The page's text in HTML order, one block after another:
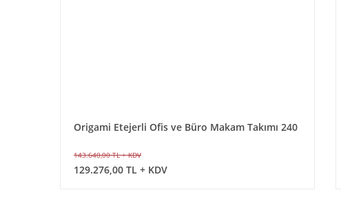
Origami Etejerli Ofis ve Büro Makam Takımı 240
143.640,00 TL + KDV
129.276,00 TL + KDV